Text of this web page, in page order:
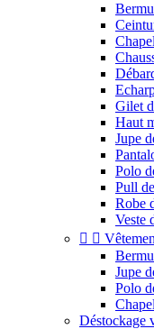
Gilet
Haut
Jupe
Polo
Pull
Robe
Veste
 
Jupe
Polo
Déstockage